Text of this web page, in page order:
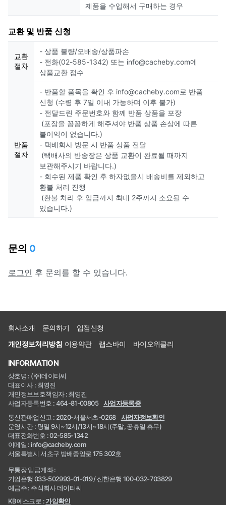
제품을 수입해서 구매하는 경우
교환 및 반품 신청
교환
절차
- 상품 불량/오배송/상품파손
- 전화(02-585-1342) 또는 info@cacheby.com에
상품교환 접수
반품
절차
- 반품할 품목을 확인 후 info@cacheby.com로 반품
신청 (수령 후 7일 이내 가능하며 이후 불가)
- 전달드린 주문번호와 함께 반품 상품을 포장
(포장을 꼼꼼하게 해주셔야 반품 상품 손상에 따른
불이익이 없습니다.)
- 택배회사 방문 시 반품 상품 전달
(택배사의 반송장은 상품 교환이 완료될 때까지
보관해주시기 바랍니다.)
- 회수된 제품 확인 후 하자없을시 배송비를 제외하고
환불 처리 진행
(환불 처리 후 입금까지 최대 2주까지 소요될 수
있습니다.)
문의 0
로그인 후 문의를 할 수 있습니다.
회사소개 문의하기
입점신청
개인정보처리방침 이용약관 랩스바이 바이오위클리
INFORMATION
상호명 : (주)데이터씨
대표이사 : 최영진
개인정보보호책임자 : 최영진
사업자등록번호 : 464-81-00805
사업자등록증
통신판매업신고 : 2020-서울서초-0268
사업자정보확인
운영시간 : 평일 9시~12시/13시~18시(주말, 공휴일 휴무)
대표전화번호 : 02-585-1342
이메일 : info@cacheby.com
서울특별시 서초구 방배중앙로 175 302호
무통장 입금계좌 :
기업은행 033-502993-01-019 / 신한은행 100-032-703829
예금주 : 주식회사 데이터씨
KB에스크로 :가입확인